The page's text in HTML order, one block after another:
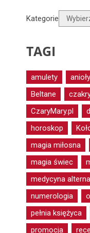
Kategorie
TAGI
amulety anioły
Beltane
CzaryMary.pl
horoskop
magia miłosna
magia świec
medycyna
numerologia
pełnia księżyca
promocja